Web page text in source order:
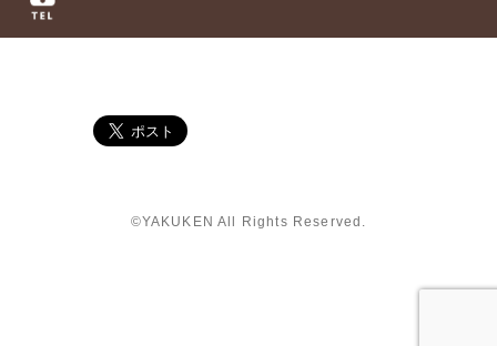
©YAKUKEN All Rights Reserved.